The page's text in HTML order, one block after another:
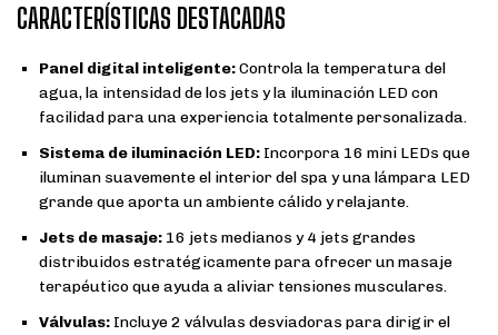
CARACTERÍSTICAS DESTACADAS
Panel digital inteligente:Controla la temperatura del
agua, la intensidad de los jets y la iluminación LED con
facilidad para una experiencia totalmente personalizada.
Sistema de iluminación LED: Incorpora 16 mini LEDs que
iluminan suavemente el interior del spa y una lámpara LED
grande que aporta un ambiente cálido y relajante.
Jets de masaje: 16 jets medianos y 4 jets grandes
distribuidos estratégicamente para ofrecer un masaje
terapéutico que ayuda a aliviar tensiones musculares.
Válvulas: Incluye 2 válvulas desviadoras para dirigir el